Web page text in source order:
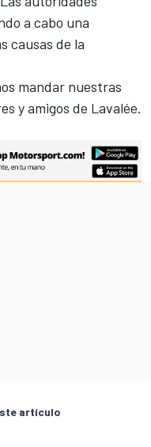
a cabo una
causas de la
mandar nuestras
y amigos de Lavalée.
artículo